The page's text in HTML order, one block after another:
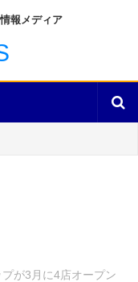
報メディア
が3月に4店オープン